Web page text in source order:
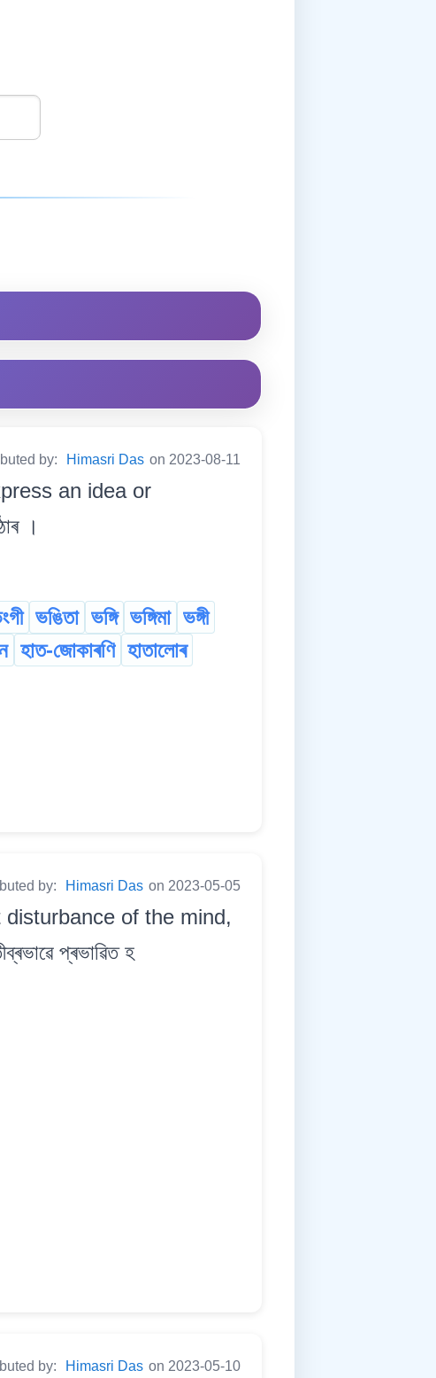
by: Himasri Das on 2023-08-11
an idea or
।
ভঙিতা ভঙ্গি ভঙ্গিমা ভঙ্গী
হাত-জোকাৰণি হাতালোৰ
by: Himasri Das on 2023-05-05
of the mind,
প্ৰভাৱিত হ
by: Himasri Das on 2023-05-10